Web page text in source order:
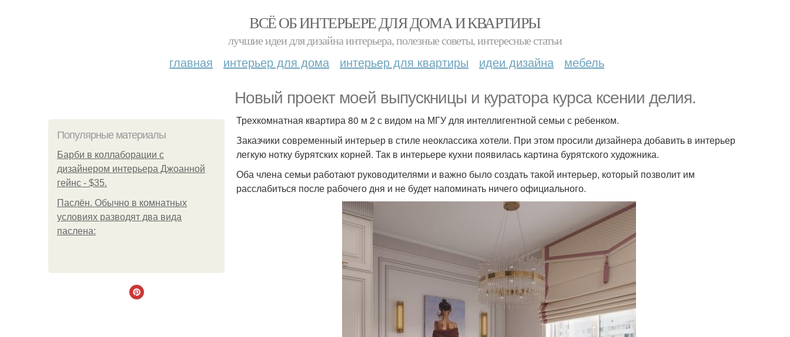
ВСЁ ОБ ИНТЕРЬЕРЕ ДЛЯ ДОМА И КВАРТИРЫ
лучшие идеи для дизайна интерьера, полезные советы, интересные статьи
главная интерьер для дома интерьер для квартиры идеи дизайна мебель
Новый проект моей выпускницы и куратора курса ксении делия.
Популярные материалы
Барби в коллаборации с
дизайнером интерьера Джоанной
гейнс - $35.
Паслён. Обычно в комнатных
условиях разводят два вида
паслена:
Трехкомнатная квартира 80 м 2 с видом на МГУ для интеллигентной семьи с ребенком.
Заказчики современный интерьер в стиле неоклассика хотели. При этом просили дизайнера добавить в интерьер
легкую нотку бурятских корней. Так в интерьере кухни появилась картина бурятского художника.
Оба члена семьи работают руководителями и важно было создать такой интерьер, который позволит им
расслабиться после рабочего дня и не будет напоминать ничего официального.